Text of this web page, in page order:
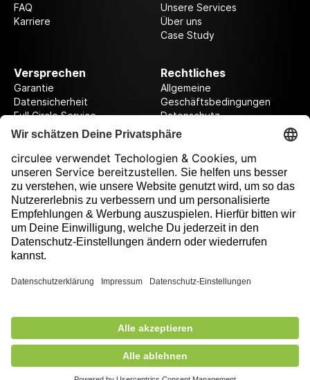
5,90 €
Nicht auf Lager
FAQ
Karriere
Unsere Services
Über uns
Case Study
Versprechen
Garantie
Datensicherheit
Full Circle Service
Rechtliches
Allgemeine
Geschäftsbedingungen
Datenschutz
Datenschutzeinstellungen
Folge uns auf unserer Reise!
Ausgezeichnet durch